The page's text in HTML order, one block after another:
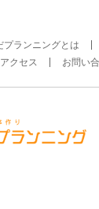
プランニングとは
アクセス お問い